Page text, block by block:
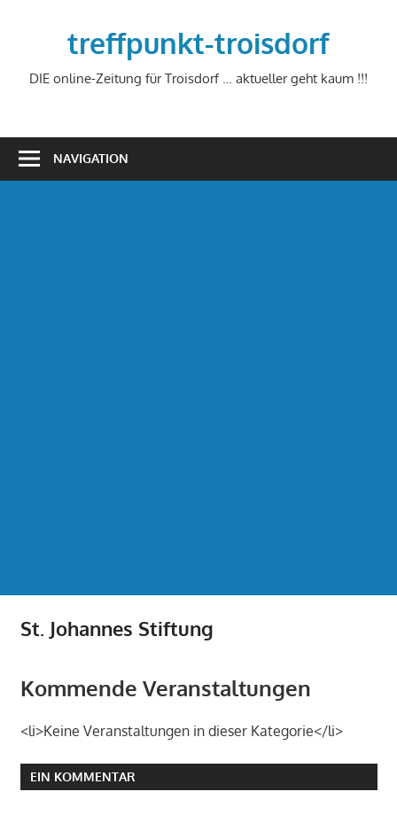
treffpunkt-troisdorf
DIE online-Zeitung für Troisdorf … aktueller geht kaum !!!
NAVIGATION
St. Johannes Stiftung
Kommende Veranstaltungen
<li>Keine Veranstaltungen in dieser Kategorie</li>
EIN KOMMENTAR